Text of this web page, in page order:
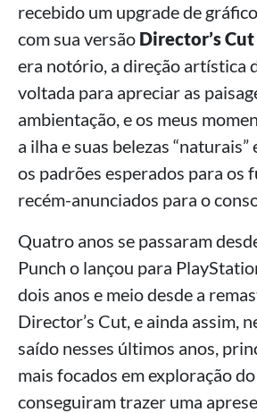
recebido um upgrade de
com sua versão Director’s Cut
era notório, a direção artística
voltada para apreciar as
ambientação, e os meus
a ilha e suas belezas
os padrões esperados para os
recém-anunciados para o
Quatro anos se passaram
Punch o lançou para
dois anos e meio desde a
Director’s Cut, e ainda assim,
saído nesses últimos anos,
mais focados em exploração
conseguiram trazer uma